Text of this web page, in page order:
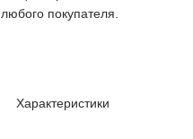
любого покупателя.
Характеристики